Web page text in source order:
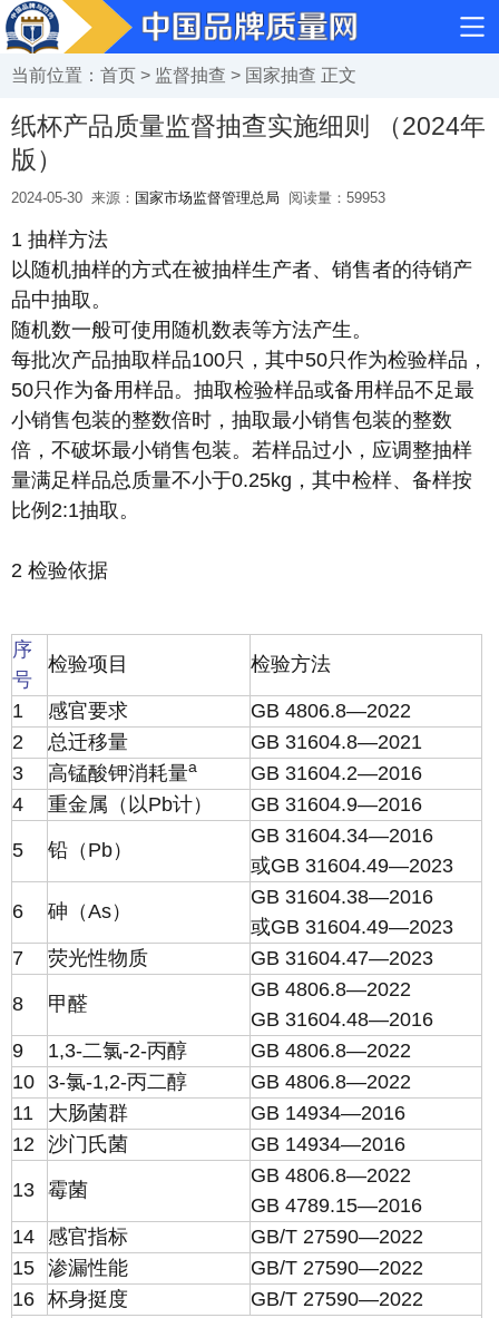
当前位置： 首页 > 监督抽查 > 国家抽查 正文
纸杯产品质量监督抽查实施细则 （2024年
版）
2024-05-30 来源： 国家市场监督管理总局 阅读量： 59953
1 抽样方法
以随机抽样的方式在被抽样生产者、销售者的待销产
品中抽取。
随机数一般可使用随机数表等方法产生。
每批次产品抽取样品100只，其中50只作为检验样品，
50只作为备用样品。抽取检验样品或备用样品不足最
小销售包装的整数倍时，抽取最小销售包装的整数
倍，不破坏最小销售包装。若样品过小，应调整抽样
量满足样品总质量不小于0.25kg，其中检样、备样按
比例2:1抽取。
2 检验依据
序
号
检验项目 检验方法
1 感官要求
GB 4806.8—2022
2
总迁移量
GB 31604.8—2021
3
高锰酸钾消耗量a
GB 31604.2—2016
4
重金属（以Pb计） GB 31604.9—2016
5 铅（Pb）
GB 31604.34—2016
或GB 31604.49—2023
6 砷（As）
GB 31604.38—2016
或GB 31604.49—2023
7
荧光性物质 GB 31604.47—2023
8 甲醛
GB 4806.8—2022
GB 31604.48—2016
9
1,3-二氯-2-丙醇
GB 4806.8—2022
10
3-氯-1,2-丙二醇
GB 4806.8—2022
11
大肠菌群
GB 14934—2016
12 沙门氏菌 GB 14934—2016
13 霉菌
GB 4806.8—2022
GB 4789.15—2016
14
感官指标
GB/T 27590—2022
15 渗漏性能
GB/T 27590—2022
16 杯身挺度
GB/T 27590—2022